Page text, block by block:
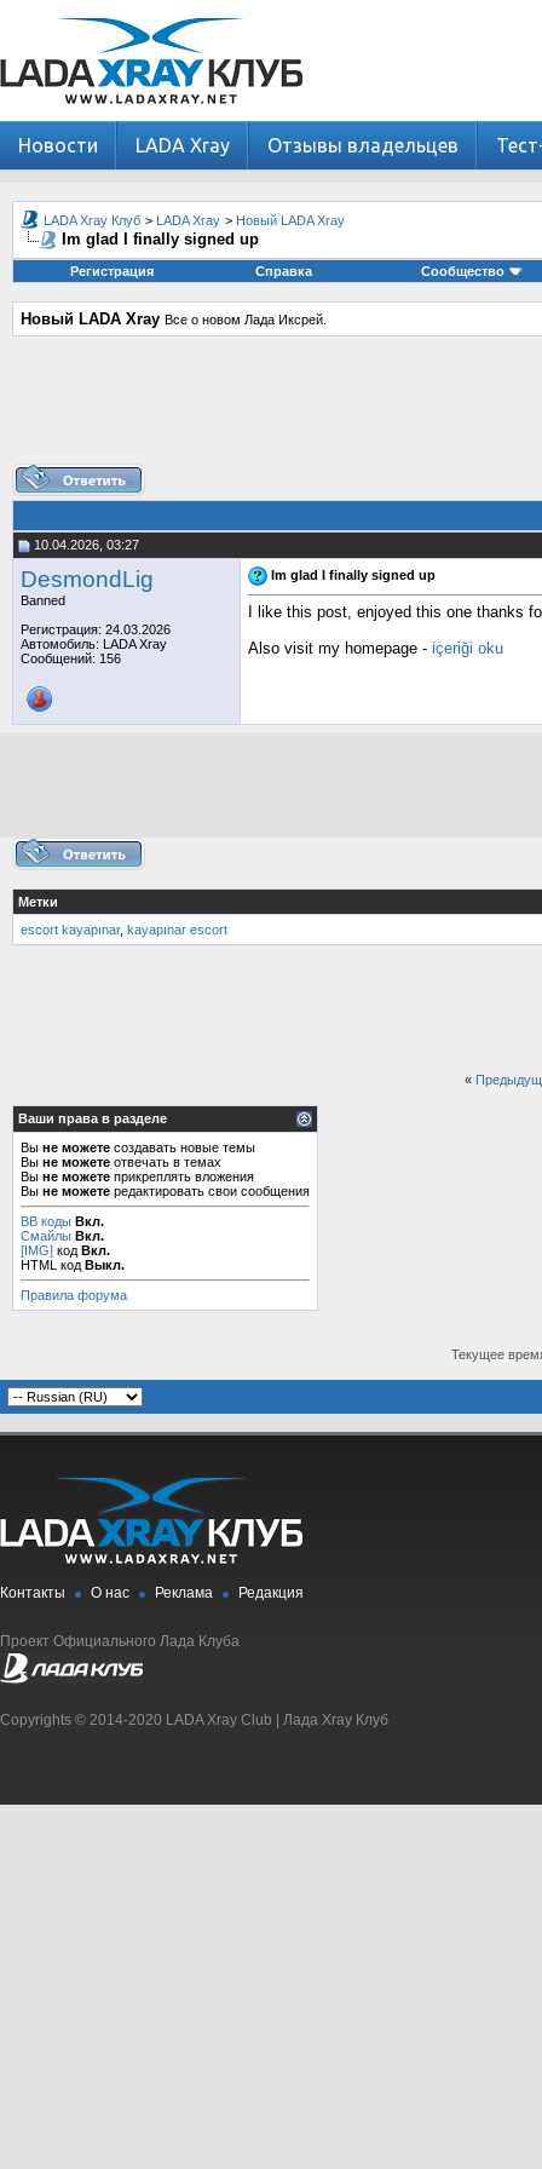
Новости LADA Xray Отзывы владельцев
LADA Xray Клуб > LADA Xray > Новый LADA Xray
Im glad I finally signed up
Регистрация Справка Сообщество
Новый LADA Xray Все о новом Лада Иксрей.
10.04.2026, 03:27
DesmondLig
Banned
Регистрация: 24.03.2026
Автомобиль: LADA Xray
Сообщений: 156
Im glad I finally signed up
I like this post, enjoyed this one thanks
Also visit my homepage - içeriği oku
Метки
escort kayapınar, kayapınar escort
«
Ваши права в разделе
Вы не можете создавать новые темы
Вы не можете отвечать в темах
Вы не можете прикреплять вложения
Вы не можете редактировать свои сообщения
BB коды Вкл.
Смайлы Вкл.
[IMG] код Вкл.
HTML код Выкл.
Правила форума
Текущее
Контакты О нас Реклама Редакция
Проект Официального Лада Клуба
Copyrights © 2014-2020 LADA Xray Club | Лада Xray Клуб